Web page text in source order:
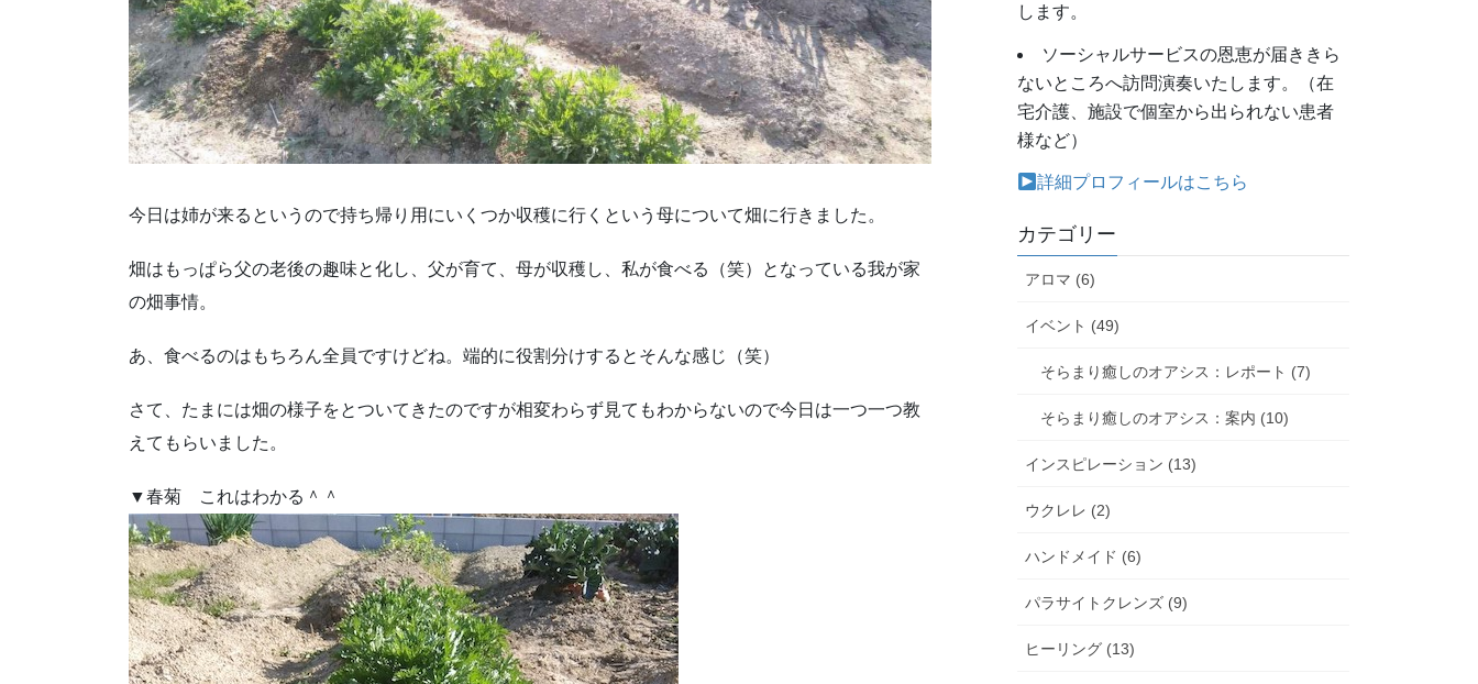
今日は姉が来るというので持ち帰り用にいくつか収穫に行くという母について畑に行きました。
畑はもっぱら父の老後の趣味と化し、父が育て、母が収穫し、私が食べる（笑）となっている我が家
の畑事情。
あ、食べるのはもちろん全員ですけどね。端的に役割分けするとそんな感じ（笑）
さて、たまには畑の様子をとついてきたのですが相変わらず見てもわからないので今日は一つ一つ教
えてもらいました。
▼春菊 これはわかる＾＾
します。
ソーシャルサービスの恩恵が届ききら
ないところへ訪問演奏いたします。（在
宅介護、施設で個室から出られない患者
様など）
詳細プロフィールはこちら
カテゴリー
アロマ (6)
イベント (49)
そらまり癒しのオアシス：レポート (7)
そらまり癒しのオアシス：案内 (10)
インスピレーション (13)
ウクレレ (2)
ハンドメイド (6)
パラサイトクレンズ (9)
ヒーリング (13)